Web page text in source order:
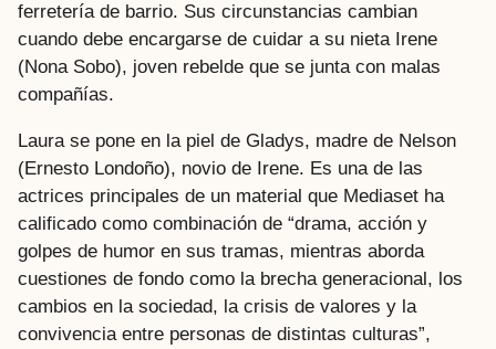
ferretería de barrio. Sus circunstancias cambian
cuando debe encargarse de cuidar a su nieta Irene
(Nona Sobo), joven rebelde que se junta con malas
compañías.
Laura se pone en la piel de Gladys, madre de Nelson
(Ernesto Londoño), novio de Irene. Es una de las
actrices principales de un material que Mediaset ha
calificado como combinación de “drama, acción y
golpes de humor en sus tramas, mientras aborda
cuestiones de fondo como la brecha generacional, los
cambios en la sociedad, la crisis de valores y la
convivencia entre personas de distintas culturas”,